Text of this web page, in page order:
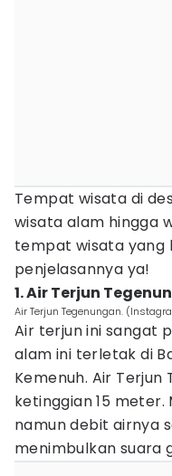
Tempat wisata di
wisata alam hingga
tempat wisata yang
penjelasannya ya!
1. Air Terjun
Air Terjun Tegenungan.
Air terjun ini sangat
alam ini terletak di
Kemenuh. Air Terjun
ketinggian 15
namun debit airnya
menimbulkan suara